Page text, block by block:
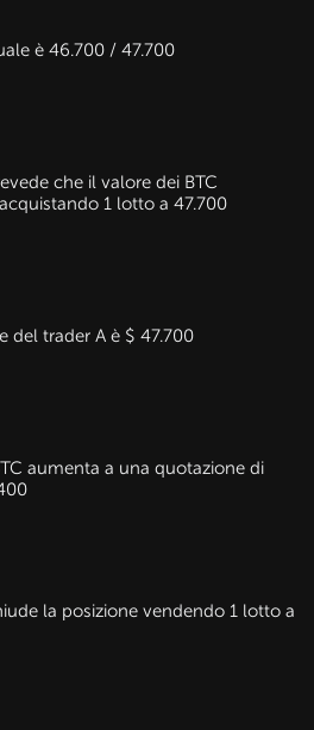
è 46.700 / 47.700
che il valore dei BTC
1 lotto a 47.700
del trader A è $ 47.700
aumenta a una quotazione di
la posizione vendendo 1 lotto a